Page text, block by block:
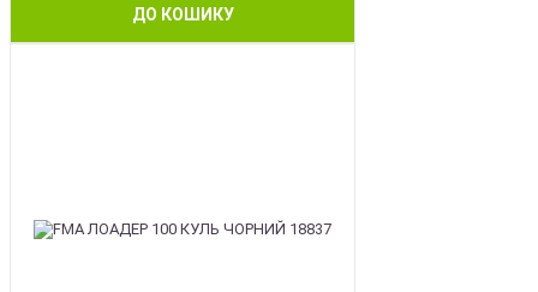
ДО КОШИКУ